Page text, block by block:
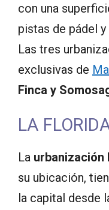
con una
pistas de pádel
Las tres
exclusivas de
Finca y
LA
La urbanización
su ubicación,
la capital desde